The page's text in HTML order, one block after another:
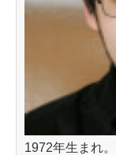
1972年生まれ